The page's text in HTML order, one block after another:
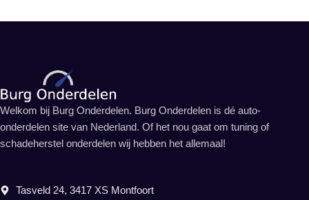
Welkom bij Burg Onderdelen. Burg Onderdelen is dé auto-
onderdelen site van Nederland. Of het nou gaat om tuning of
schadeherstel onderdelen wij hebben het allemaal!
Tasveld 24, 3417 XS Montfoort